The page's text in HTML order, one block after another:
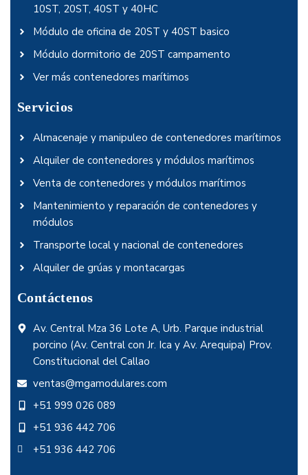
10ST, 20ST, 40ST y 40HC
Módulo de oficina de 20ST y 40ST basico
Módulo dormitorio de 20ST campamento
Ver más contenedores marítimos
Servicios
Almacenaje y manipuleo de contenedores marítimos
Alquiler de contenedores y módulos marítimos
Venta de contenedores y módulos marítimos
Mantenimiento y reparación de contenedores y
módulos
Transporte local y nacional de contenedores
Alquiler de grúas y montacargas
Contáctenos
Av. Central Mza 36 Lote A, Urb. Parque industrial
porcino (Av. Central con Jr. Ica y Av. Arequipa) Prov.
Constitucional del Callao
ventas@mgamodulares.com
+51 999 026 089
+51 936 442 706
+51 936 442 706